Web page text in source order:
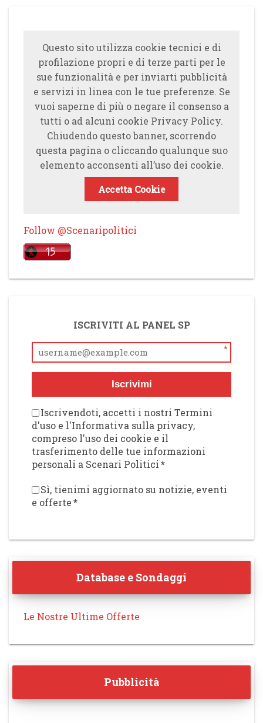
Questo sito utilizza cookie tecnici e di
profilazione propri e di terze parti per le
sue funzionalità e per inviarti pubblicità
e servizi in linea con le tue preferenze. Se
vuoi saperne di più o negare il consenso a
tutti o ad alcuni cookie Privacy Policy.
Chiudendo questo banner, scorrendo
questa pagina o cliccando qualunque suo
elemento acconsenti all’uso dei cookie.
Accetta Cookie
Follow @Scenaripolitici
ISCRIVITI AL PANEL SP
*
Iscrivimi
Iscrivendoti, accetti i nostri Termini
d'uso e l'Informativa sulla privacy,
compreso l'uso dei cookie e il
trasferimento delle tue informazioni
personali a Scenari Politici*
Sì, tienimi aggiornato su notizie, eventi
e offerte*
Database e Sondaggi
Le Nostre Ultime Offerte
Pubblicità